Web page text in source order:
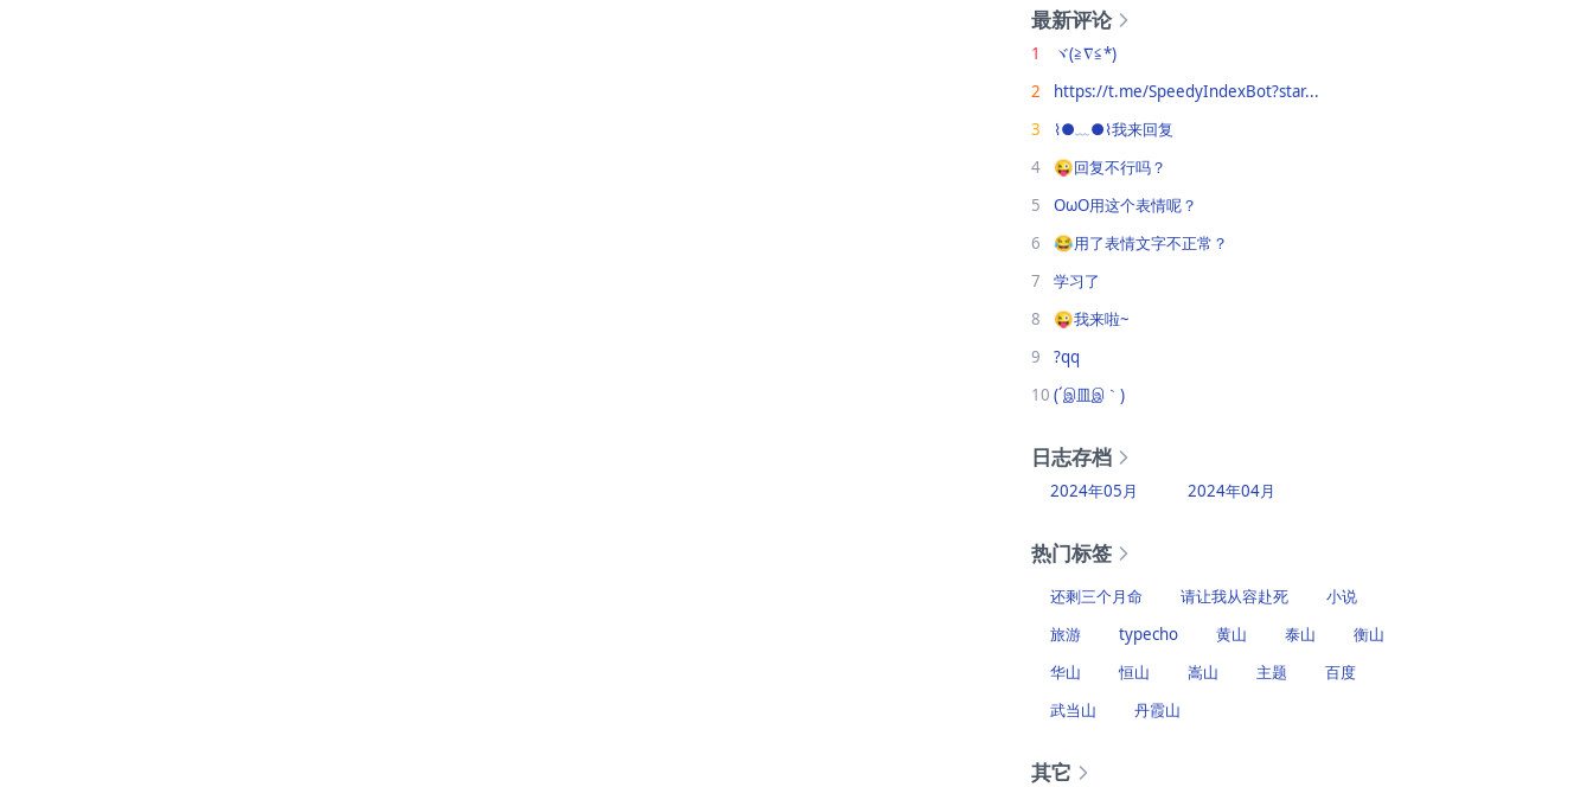
最新评论
1
ヾ(≧∇≦*)ゝ
2
https://t.me/SpeedyIndexBot?star...
3
⌇●﹏●⌇我来回复
4
😜回复不行吗？
5
OωO用这个表情呢？
6
😂用了表情文字不正常？
7
学习了
8
😜我来啦~
9
?qq
10 (´இ皿இ｀)
日志存档
2024年05月 2024年04月
热门标签
还剩三个月命 请让我从容赴死
小说
旅游
typecho 黄山 泰山
衡山
华山
恒山 嵩山 主题
百度
武当山
丹霞山
其它